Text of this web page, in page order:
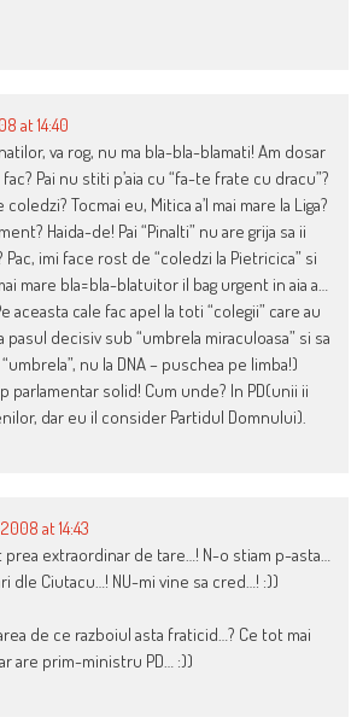
at 14:40
va rog, nu ma bla-bla-blamati! Am dosar
fac? Pai nu stiti p’aia cu “fa-te frate cu dracu”?
Tocmai eu, Mitica a’l mai mare la Liga?
Haida-de! Pai “Pinalti” nu are grija sa ii
Pac, imi face rost de “coledzi la Pietricica” si
mare bla=bla-blatuitor il bag urgent in aia a…
aceasta cale fac apel la toti “colegii” care au
pasul decisiv sub “umbrela miraculoasa” si sa
nu la DNA – puschea pe limba!)
parlamentar solid! Cum unde? In PD(unii ii
dar eu il consider Partidul Domnului).
at 14:43
extraordinar de tare…! N-o stiam p-asta…
dle Ciutacu…! NU-mi vine sa cred…! :))
de ce razboiul asta fraticid…? Ce tot mai
are prim-ministru PD… :))